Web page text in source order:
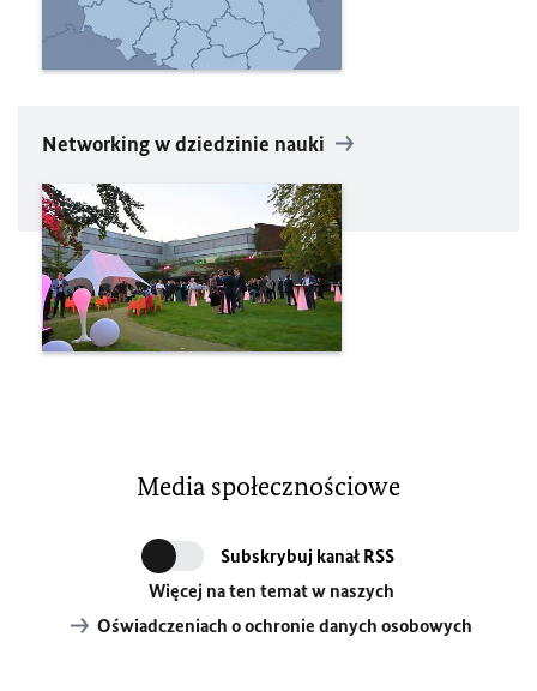
Networking w dziedzinie nauki
Media społecznościowe
Subskrybuj kanał RSS
Więcej na ten temat w naszych
Oświadczeniach o ochronie danych osobowych